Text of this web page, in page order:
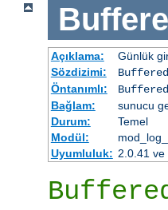
Açıklama:
Günlük
Sözdizimi:
Öntanımlı:
Bağlam:
sunucu
Durum:
Temel
Modül:
Uyumluluk: 2.0.41 ve